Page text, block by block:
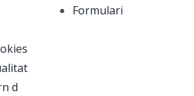
d
Formulari